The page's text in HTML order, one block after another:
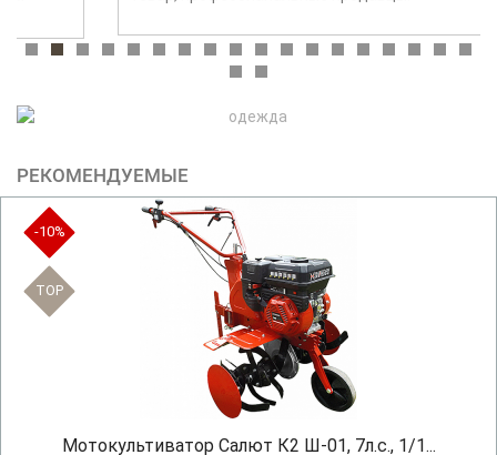
РЕКОМЕНДУЕМЫЕ
-10%
TOP
Мотокультиватор Салют К2 Ш-01, 7л.с., 1/1...